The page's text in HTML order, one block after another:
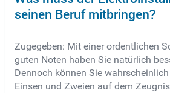
seinen Beruf mitbringen?
Zugegeben: Mit einer ordentlichen
guten Noten haben Sie natürlich
Dennoch können Sie
Einsen und Zweien auf dem